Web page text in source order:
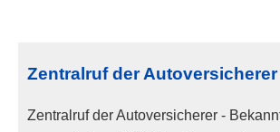
Zentralruf der Autoversicherer
Zentralruf der Autoversicherer -